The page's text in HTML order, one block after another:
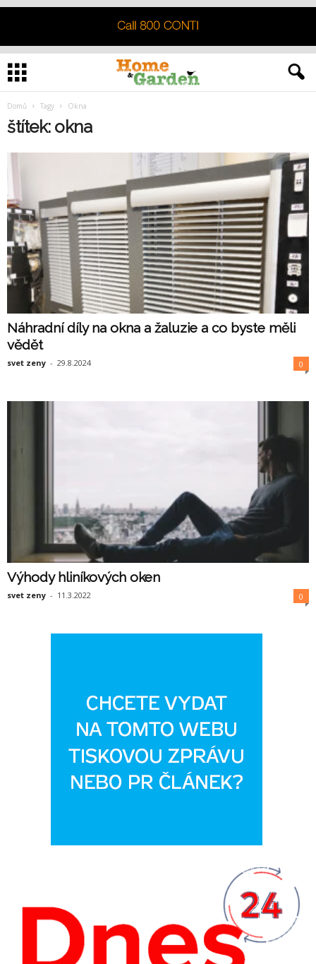
Domů Tagy Okna
štítek: okna
Náhradní díly na okna a žaluzie a co byste měli
vědět
svet zeny - 29.8.2024 0
Výhody hliníkových oken
svet zeny - 11.3.2022 0